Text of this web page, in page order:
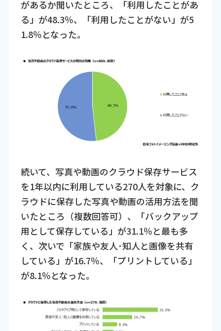
があるか聞いたところ、「利用したことがあ
る」が48.3％、「利用したことがない」が5
1.8％となった。
続いて、写真や動画のクラウド保存サービス
を1年以内に利用している270人を対象に、ク
ラウドに保存した写真や動画の活用方法を聞
いたところ（複数回答可）、「バックアップ
用として保存している」が31.1％と最も多
く、次いで「家族や友人･知人と画像を共有
している」が16.7％、「プリントしている」
が8.1％となった。